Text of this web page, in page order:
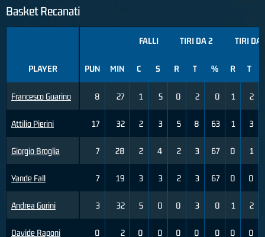
Basket Recanati
PLAYER
Francesco Guarino
Attilio Pierini
Giorgio Broglia
Yande Fall
Andrea Gurini
Davide Raponi
FALLI TIRI DA 2 TIRI DA
PUN MIN C S R T % R T
8 27 1 5 0 2 0 1 2
17 32 2 3 5 8 63 1 3
7 28 2 4 2 3 67 0 1
7 19 3 3 2 3 67 0 0
3 32 5 0 0 3 0 1 2
0 2 0 0 0 0 0 0 0